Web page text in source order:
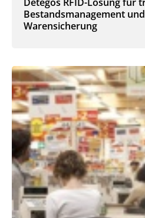
Detegos RFID-Lösung für
Bestandsmanagement
Warensicherung